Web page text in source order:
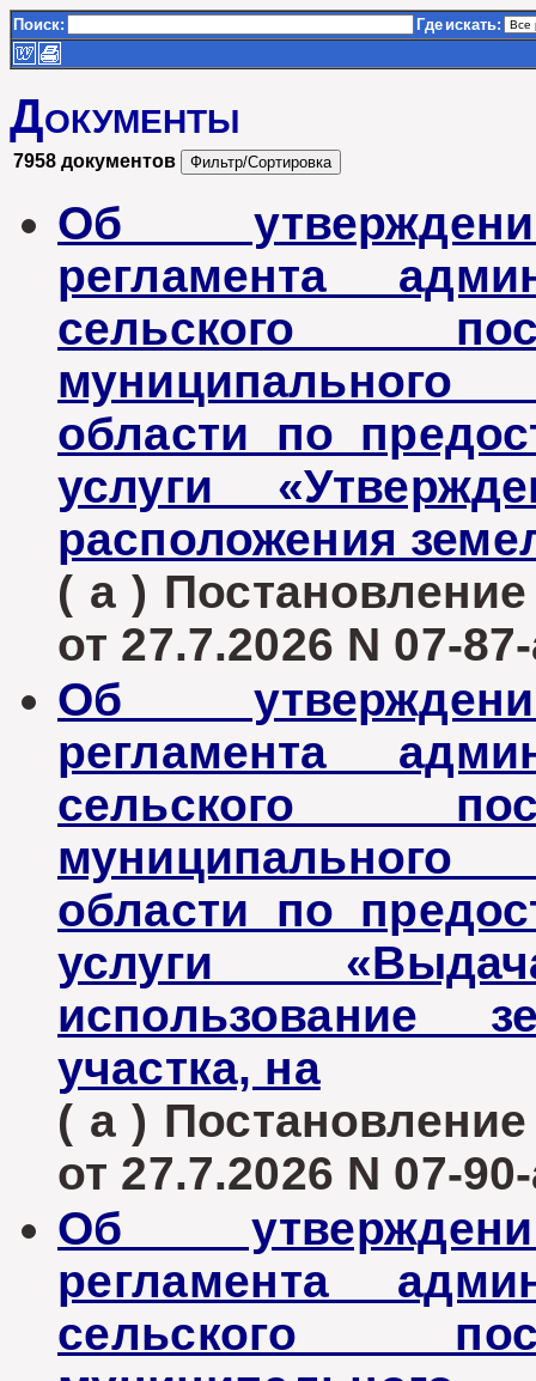
Поиск: Где искать:
Документы
7958 документов
Об
регламента
сельского
муниципального
области по
услуги
расположения
( а )
от 27.7.2026 N 07-
Об
регламента
сельского
муниципального
области по
услуги
использование
участка, на
( а )
от 27.7.2026 N 07-
Об
регламента
сельского